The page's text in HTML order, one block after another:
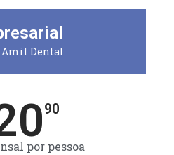
Amil Dental
90
por pessoa